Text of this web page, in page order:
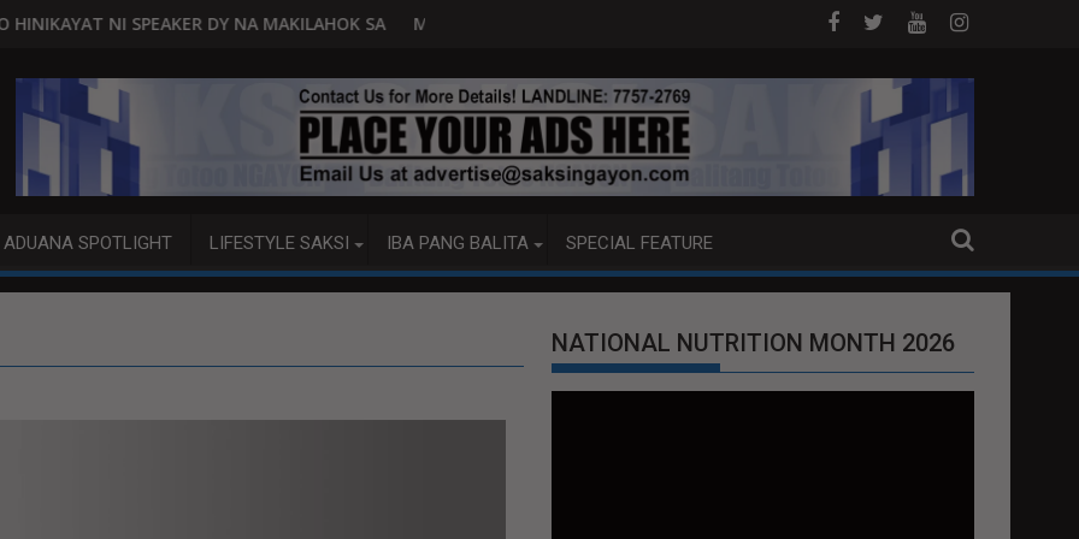
DY NA MAKILAHOK SA PAGBUO NG MGA BATASMALACAÑANG PINAAARAL NA SA DOJ ANG EXTRADITION REQUEST NG U.S. LABAN KAY QUIBOLOY
MAHIGIT P21-M HALAGANG SMUGGLED
ADUANA SPOTLIGHT LIFESTYLE SAKSI IBA PANG BALITA SPECIAL FEATURE
NATIONAL NUTRITION MONTH 2026